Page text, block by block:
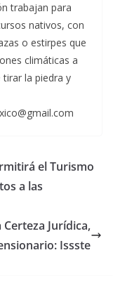
trabajan para
nativos, con
o estirpes que
climáticas a
la piedra y
el Turismo
a las
Jurídica,
Issste